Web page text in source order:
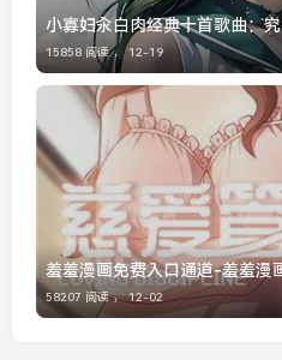
小寡妇汆白肉经典十首歌曲：
15858 阅读 ， 12-19
羞羞漫画免费入口通道-羞羞漫
58207 阅读 ， 12-02